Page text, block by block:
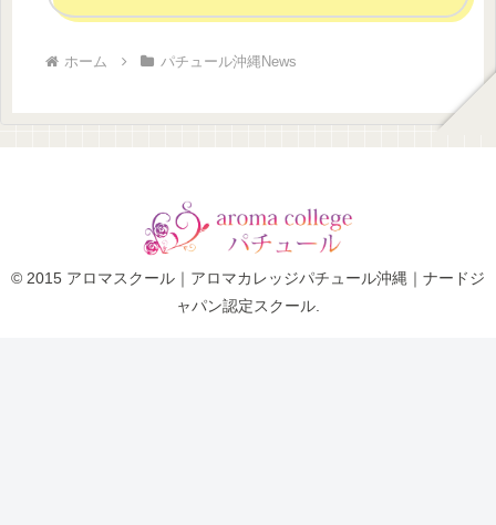
ホーム パチュール沖縄News
© 2015 アロマスクール｜アロマカレッジパチュール沖縄｜ナードジ
ャパン認定スクール.